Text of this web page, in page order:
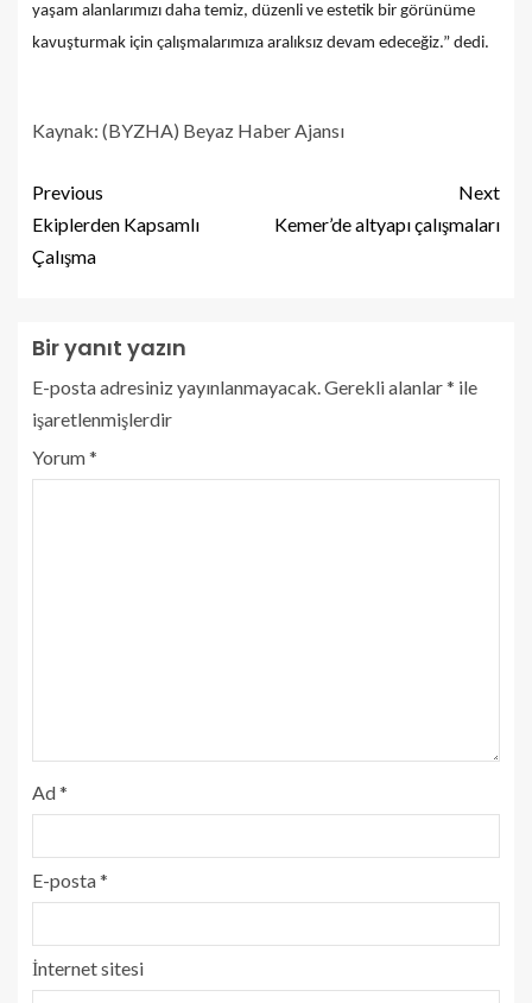
yaşam alanlarımızı daha temiz, düzenli ve estetik bir görünüme
kavuşturmak için çalışmalarımıza aralıksız devam edeceğiz.” dedi.
Kaynak: (BYZHA) Beyaz Haber Ajansı
Previous
Ekiplerden Kapsamlı
Çalışma
Next
Kemer’de altyapı çalışmaları
Bir yanıt yazın
E-posta adresiniz yayınlanmayacak. Gerekli alanlar* ile
işaretlenmişlerdir
Yorum*
Ad*
E-posta*
İnternet sitesi